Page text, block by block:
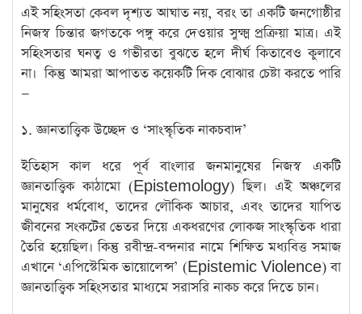
এই সহিংসতা কেবল দৃশ্যত আঘাত নয়, বরং তা একটি জনগোষ্ঠীর
নিজস্ব চিন্তার জগতকে পঙ্গু করে দেওয়ার সুক্ষ্ম প্রক্রিয়া মাত্র। এই
সহিংসতার ঘনত্ব ও গভীরতা বুঝতে হলে দীর্ঘ কিতাবেও কুলাবে
না। ‌ কিন্তু আমরা আপাতত কয়েকটি দিক বোঝার চেষ্টা করতে পারি
—
​১. জ্ঞানতাত্ত্বিক উচ্ছেদ ও ‘সাংস্কৃতিক নাকচবাদ’
ইতিহাস কাল ধরে ​পূর্ব বাংলার জনমানুষের নিজস্ব একটি
জ্ঞানতাত্ত্বিক কাঠামো (Epistemology) ছিল। এই অঞ্চলের
মানুষের ধর্মবোধ, তাদের লৌকিক আচার, এবং তাদের যাপিত
জীবনের সংকটের ভেতর দিয়ে একধরণের লোকজ সাংস্কৃতিক ধারা
তৈরি হয়েছিল। কিন্তু রবীন্দ্র-বন্দনার নামে শিক্ষিত মধ্যবিত্ত সমাজ
এখানে ‘এপিস্টেমিক ভায়োলেন্স’ (Epistemic Violence) বা
জ্ঞানতাত্ত্বিক সহিংসতার মাধ্যমে সরাসরি নাকচ করে দিতে চান।